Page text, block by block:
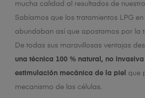
mucha calidad al resultados de
Sabíamos que los tratamientos LPG en
abundaban así que apostamos por la
De todas sus maravillosas ventajas
una técnica 100 % natural, no
estimulación mecánica de la piel que
mecanismo de las células.